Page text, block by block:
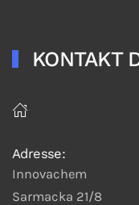
KONTAKT
Adresse:
Innovachem
Sarmacka 21/8